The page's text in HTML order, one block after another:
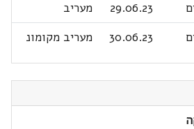
29.06.23
מעריב
30.06.23 מעריב מקומונ